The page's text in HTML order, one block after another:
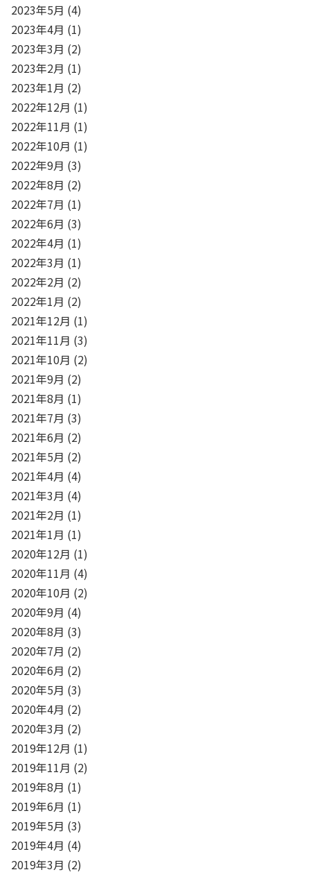
2023年5月 (4)
2023年4月 (1)
2023年3月 (2)
2023年2月 (1)
2023年1月 (2)
2022年12月 (1)
2022年11月 (1)
2022年10月 (1)
2022年9月 (3)
2022年8月 (2)
2022年7月 (1)
2022年6月 (3)
2022年4月 (1)
2022年3月 (1)
2022年2月 (2)
2022年1月 (2)
2021年12月 (1)
2021年11月 (3)
2021年10月 (2)
2021年9月 (2)
2021年8月 (1)
2021年7月 (3)
2021年6月 (2)
2021年5月 (2)
2021年4月 (4)
2021年3月 (4)
2021年2月 (1)
2021年1月 (1)
2020年12月 (1)
2020年11月 (4)
2020年10月 (2)
2020年9月 (4)
2020年8月 (3)
2020年7月 (2)
2020年6月 (2)
2020年5月 (3)
2020年4月 (2)
2020年3月 (2)
2019年12月 (1)
2019年11月 (2)
2019年8月 (1)
2019年6月 (1)
2019年5月 (3)
2019年4月 (4)
2019年3月 (2)